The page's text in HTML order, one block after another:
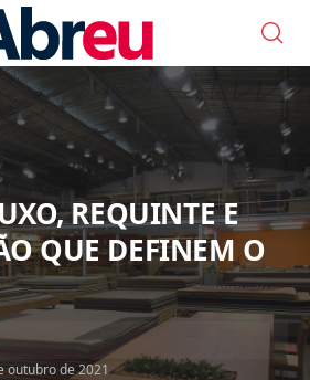
REQUINTE E
QUE DEFINEM O
outubro de 2021